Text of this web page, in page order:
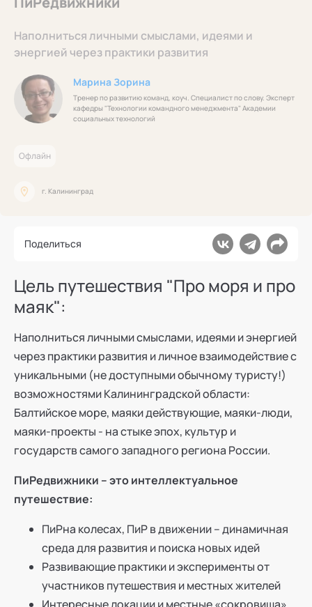
Наполниться личными смыслами, идеями и
энергией через практики развития
Марина Зорина
Тренер по развитию команд, коуч. Специалист по слову. Эксперт
кафедры "Технологии командного менеджмента" Академии
социальных технологий
Офлайн
г. Калининград
Поделиться
Цель путешествия "Про моря и про
маяк":
Наполниться личными смыслами, идеями и энергией
через практики развития и личное взаимодействие с
уникальными (не доступными обычному туристу!)
возможностями Калининградской области:
Балтийское море, маяки действующие, маяки-люди,
маяки-проекты - на стыке эпох, культур и
государств самого западного региона России.
ПиРедвижники – это интеллектуальное
путешествие:
ПиРна колесах, ПиР в движении – динамичная
среда для развития и поиска новых идей
Развивающие практики и эксперименты от
участников путешествия и местных жителей
Профессионалам
Поддержка